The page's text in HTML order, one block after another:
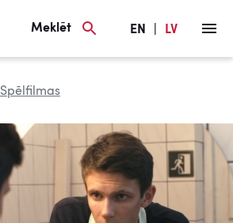
Meklēt EN LV
Spēlfilmas